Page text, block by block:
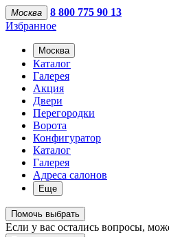
Москва
8 800 775 90 13
Избранное
Москва
Каталог
Галерея
Акция
Двери
Перегородки
Ворота
Конфигуратор
Каталог
Галерея
Адреса салонов
Еще
Помочь выбрать
Если у вас остались вопросы,